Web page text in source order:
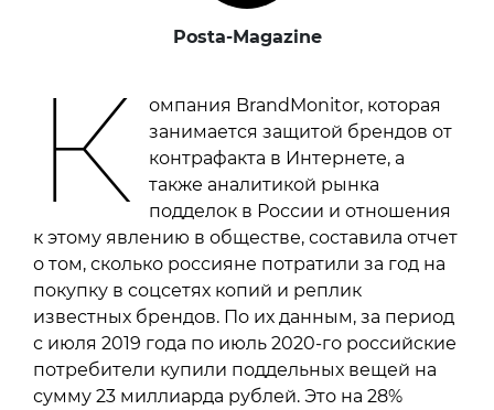
Posta-Magazine
К
омпания BrandMonitor, которая
занимается защитой брендов от
контрафакта в Интернете, а
также аналитикой рынка
подделок в России и отношения
к этому явлению в обществе, составила отчет
о том, сколько россияне потратили за год на
покупку в соцсетях копий и реплик
известных брендов. По их данным, за период
с июля 2019 года по июль 2020-го российские
потребители купили поддельных вещей на
сумму 23 миллиарда рублей. Это на 28%